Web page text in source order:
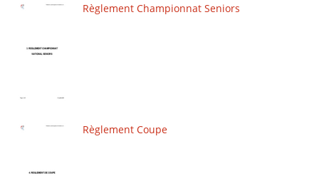
Règlement Championnat Seniors
Règlement Coupe